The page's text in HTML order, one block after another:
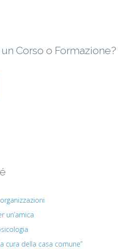
Corso o Formazione?
un’amica
cura della casa comune”